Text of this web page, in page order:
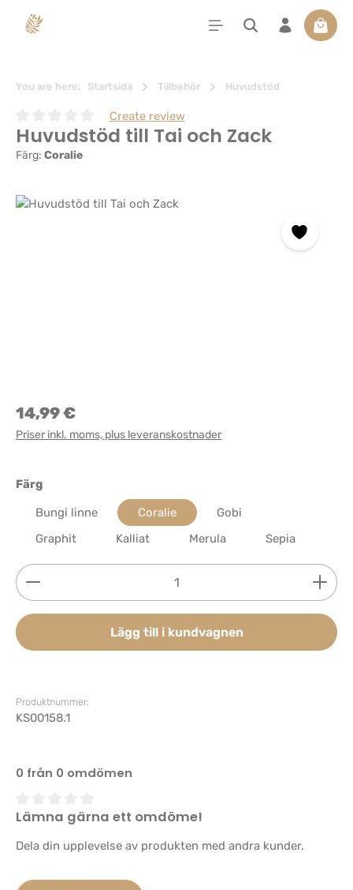
You are here: Startsida Tillbehör Huvudstöd
Genomsnittligt betyg på 0 av 5 stjärnor
Create review
Huvudstöd till Tai och Zack
Färg: Coralie
Hoppa över bildgalleri
14,99 €
Priser inkl. moms, plus leveranskostnader
Välj
Färg
Bungi linne
Coralie
Gobi
Graphit
Kalliat Merula Sepia
Produktkvantitet: Ange önskat belopp eller
Lägg till i kundvagnen
Produktnummer:
KS00158.1
0 från 0 omdömen
Genomsnittligt betyg på 0 av 5 stjärnor
Lämna gärna ett omdöme!
Dela din upplevelse av produkten med andra kunder.